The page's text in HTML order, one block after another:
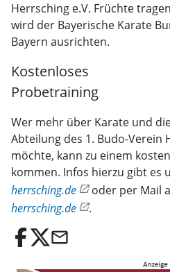
Herrsching e.V. Früchte
wird der Bayerische Karate
Bayern ausrichten.
Kostenloses
Probetraining
Wer mehr über Karate und
Abteilung des 1. Budo-Verein
möchte, kann zu einem
kommen. Infos hierzu gibt es
herrsching.de
oder per Mail
herrsching.de
.
email